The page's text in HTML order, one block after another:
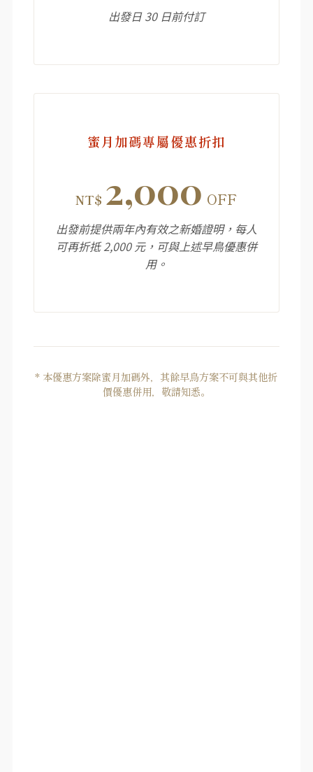
出發日 30 日前付訂
蜜月加碼專屬優惠折扣
NT$ 2,000 OFF
出發前提供兩年內有效之新婚證明，每人
可再折抵 2,000 元，可與上述早鳥優惠併
用。
* 本優惠方案除蜜月加碼外，其餘早鳥方案不可與其他折
價優惠併用，敬請知悉。